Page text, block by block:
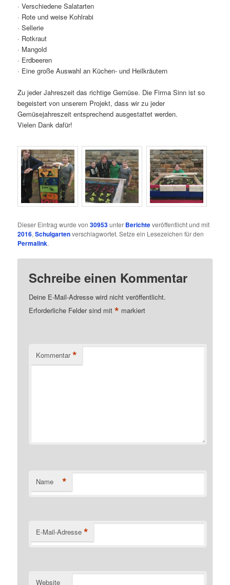
· Verschiedene Salatarten
· Rote und weise Kohlrabi
· Sellerie
· Rotkraut
· Mangold
· Erdbeeren
· Eine große Auswahl an Küchen- und Heilkräutern
Zu jeder Jahreszeit das richtige Gemüse. Die Firma Sinn ist so
begeistert von unserem Projekt, dass wir zu jeder
Gemüsejahreszeit entsprechend ausgestattet werden.
Vielen Dank dafür!
Dieser Eintrag wurde von30953unter Berichteveröffentlicht und mit
2016,Schulgartenverschlagwortet. Setze ein Lesezeichen für den
Permalink.
Schreibe einen Kommentar
Deine E-Mail-Adresse wird nicht veröffentlicht.
Erforderliche Felder sind mit* markiert
Kommentar *
Name *
E-Mail-Adresse *
Website